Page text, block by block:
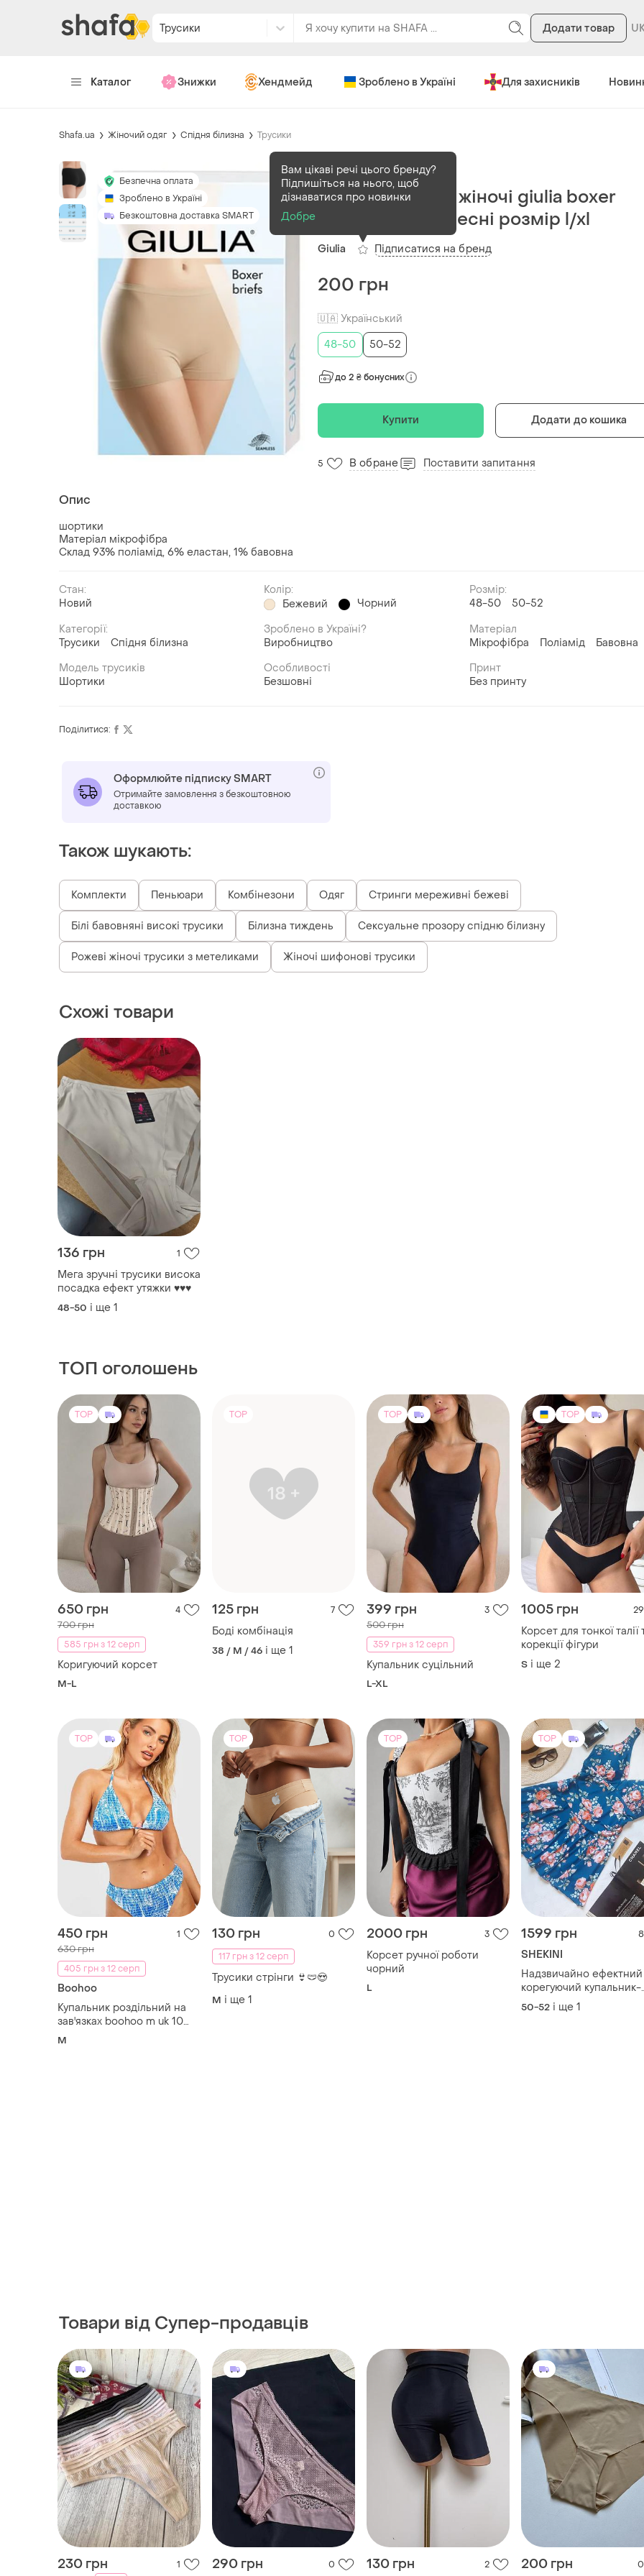
Трусики Додати товар
Каталог Знижки Хендмейд Зроблено в Україні Для захисників
Shafa.ua Жіночий одяг Спідня білизна Трусики
Безпечна оплата
Зроблено в Україні
Безкоштовна доставка SMART
В наявності1 шт
Труси-шортики жіночі giulia boxer
briefs чорні і тілесні розмір l/xl
Giulia
Вам цікаві речі цього бренду?
Підпишіться на нього, щоб
дізнаватися про новинки
Добре
Підписатися на бренд
200 грн
🇺🇦 Український
48-50
50-52
до 2 ₴ бонусних
Купити Додати до кошика
5 В обране Поставити запитання
Опис
шортики
Матеріал мікрофібра
Склад 93% поліамід, 6% еластан, 1% бавовна
Стан:
Новий
Колір:
Бежевий
Чорний
Розмір:
48-50
50-52
Категорії:
Трусики
Спідня білизна
Зроблено в Україні?
Виробництво
Матеріал
Мікрофібра
Поліамід
Бавовна
Модель трусиків
Шортики
Особливості
Безшовні
Принт
Без принту
Поділитися:
Оформлюйте підписку SMART
Отримайте замовлення з безкоштовною
доставкою
Також шукають:
Комплекти Пеньюари Комбінезони Одяг Стринги мереживні бежеві
Білі бавовняні високі трусики Білизна тиждень Сексуальне прозору спідню білизну
Рожеві жіночі трусики з метеликами Жіночі шифонові трусики
Схожі товари
136 грн 1
Мега зручні трусики висока
посадка ефект утяжки ♥️♥️♥️
48-50 і ще 1
ТОП оголошень
TOP
650 грн 4
700 грн
585 грн з 12 серп
Коригуючий корсет
M-L
TOP
125 грн 7
Боді комбінація
38 / M / 46 і ще 1
TOP
399 грн 3
500 грн
359 грн з 12 серп
Купальник суцільний
L-XL
TOP
1005 грн 29
Корсет для тонкої талії
корекції фігури
S і ще 2
TOP
450 грн 1
630 грн
405 грн з 12 серп
Boohoo
Купальник роздільний на
зав'язках boohoo m uk 10
бразиліана
M
TOP
130 грн
0
117 грн з 12 серп
Трусики стрінги 👙🩲😍
M і ще 1
TOP
2000 грн 3
Корсет ручної роботи
чорний
L
TOP
1599 грн 8
SHEKINI
Надзвичайно ефектний
корегуючий купальник-
сукня із квітковим
50-52 і ще 1
Товари від Супер-продавців
230 грн 1 290 грн 0 130 грн 2 200 грн 0